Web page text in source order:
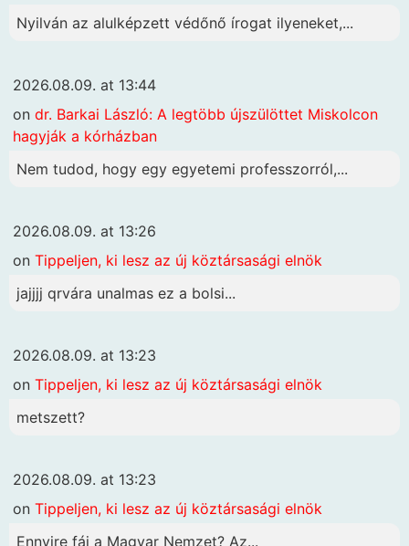
Nyilván az alulképzett védőnő írogat ilyeneket,...
2026.08.09. at 13:44
on dr. Barkai László: A legtöbb újszülöttet Miskolcon
hagyják a kórházban
Nem tudod, hogy egy egyetemi professzorról,...
2026.08.09. at 13:26
on Tippeljen, ki lesz az új köztársasági elnök
jajjjj qrvára unalmas ez a bolsi...
2026.08.09. at 13:23
on Tippeljen, ki lesz az új köztársasági elnök
metszett?
2026.08.09. at 13:23
on Tippeljen, ki lesz az új köztársasági elnök
Ennyire fáj a Magyar Nemzet? Az...